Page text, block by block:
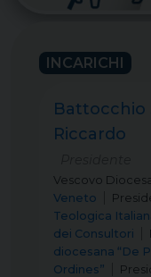
INCARICHI
Battocchio
Riccardo
Vescovo
Veneto
Teologica
dei Consultori
diocesana “De
Ordines”